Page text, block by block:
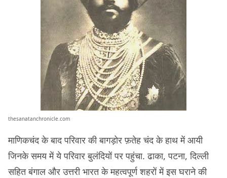
thesanatanchronicle.com
माणिकचंद के बाद परिवार की बागड़ोर फ़तेह चंद के हाथ में आयी
जिनके समय में ये परिवार बुलंदियों पर पहुंचा. ढाका, पटना, दिल्ली
सहित बंगाल और उत्तरी भारत के महत्वपूर्ण शहरों में इस घराने की